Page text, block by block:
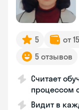
5 от
5 отзывов
Считает
процессом
Видит в